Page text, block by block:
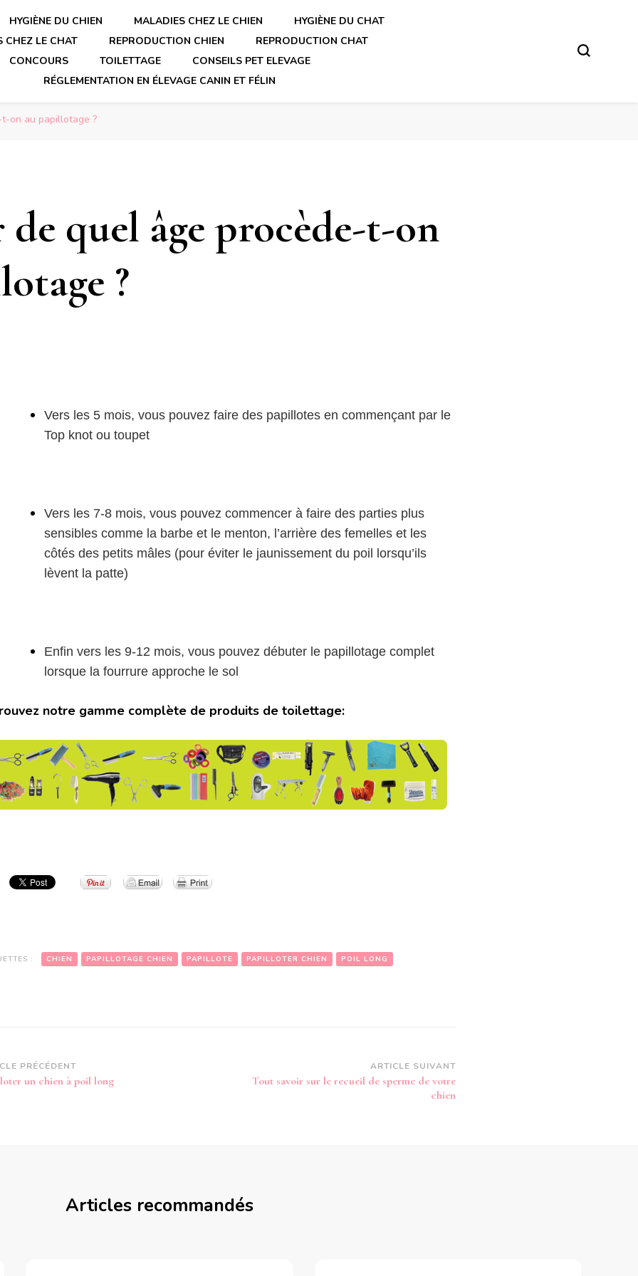
HYGIÈNE DU CHIEN MALADIES CHEZ LE CHIEN
HYGIÈNE DU CHAT
CHEZ LE CHAT
REPRODUCTION CHIEN
REPRODUCTION CHAT
CONCOURS
TOILETTAGE
CONSEILS PET ELEVAGE
RÉGLEMENTATION EN ÉLEVAGE CANIN ET FÉLIN
on au papillotage ?
quel âge procède-t-on
?
Vers les 5 mois, vous pouvez faire des papillotes en commençant par le
Top knot ou toupet
Vers les 7-8 mois, vous pouvez commencer à faire des parties plus
sensibles comme la barbe et le menton, l’arrière des femelles et les
côtés des petits mâles (pour éviter le jaunissement du poil lorsqu’ils
lèvent la patte)
Enfin vers les 9-12 mois, vous pouvez débuter le papillotage complet
lorsque la fourrure approche le sol
notre gamme complète de produits de toilettage:
: CHIEN PAPILLOTAGE CHIEN PAPILLOTE PAPILLOTER CHIEN POIL LONG
PRÉCÉDENT
un chien à poil long
ARTICLE SUIVANT
Tout savoir sur le recueil de sperme de votre
chien
Articles recommandés